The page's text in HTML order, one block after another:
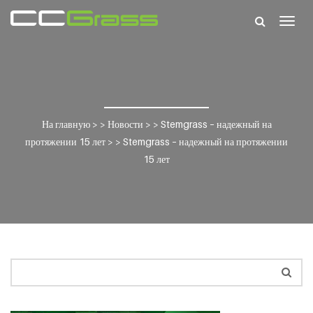
На главную> > Новости > > Stemgrass – надежный на
протяжении 15 лет > > Stemgrass – надежный на протяжении
15 лет